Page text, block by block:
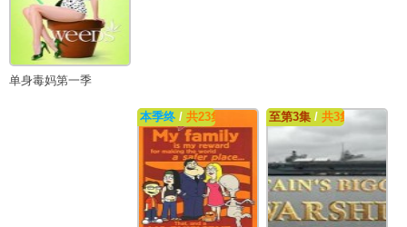
单身毒妈第一季
本季终 /共23集 至第3集/ 共3集